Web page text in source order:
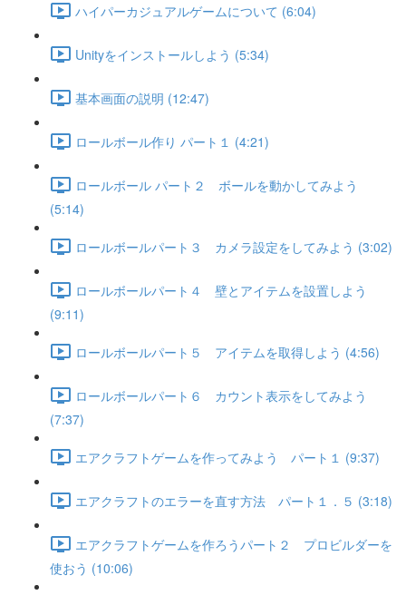
ハイパーカジュアルゲームについて (6:04)
Unityをインストールしよう (5:34)
基本画面の説明 (12:47)
ロールボール作り パート１ (4:21)
ロールボール パート２ ボールを動かしてみよう
(5:14)
ロールボールパート３ カメラ設定をしてみよう (3:02)
ロールボールパート４ 壁とアイテムを設置しよう
(9:11)
ロールボールパート５ アイテムを取得しよう (4:56)
ロールボールパート６ カウント表示をしてみよう
(7:37)
エアクラフトゲームを作ってみよう パート１ (9:37)
エアクラフトのエラーを直す方法 パート１．５ (3:18)
エアクラフトゲームを作ろうパート２ プロビルダーを
使おう (10:06)